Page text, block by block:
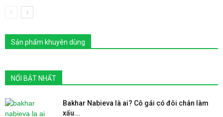
Sản phẩm khuyên dùng
NỔI BẬT NHẤT
Bakhar Nabieva là ai? Cô gái có đôi chân làm
xấu...